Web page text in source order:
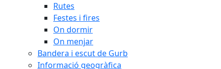
Rutes
Festes i fires
On dormir
On menjar
Bandera i escut de Gurb
Informació geogràfica